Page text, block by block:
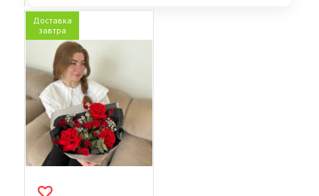
Доставка
завтра